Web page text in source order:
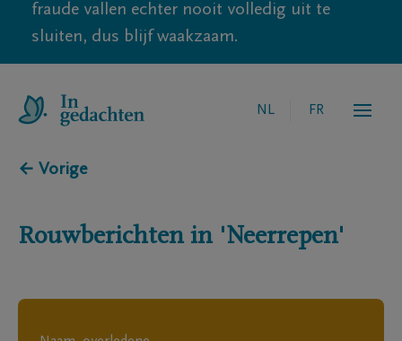
fraude vallen echter nooit volledig uit te
sluiten, dus blijf waakzaam.
NL FR
← Vorige
Rouwberichten in 'Neerrepen'